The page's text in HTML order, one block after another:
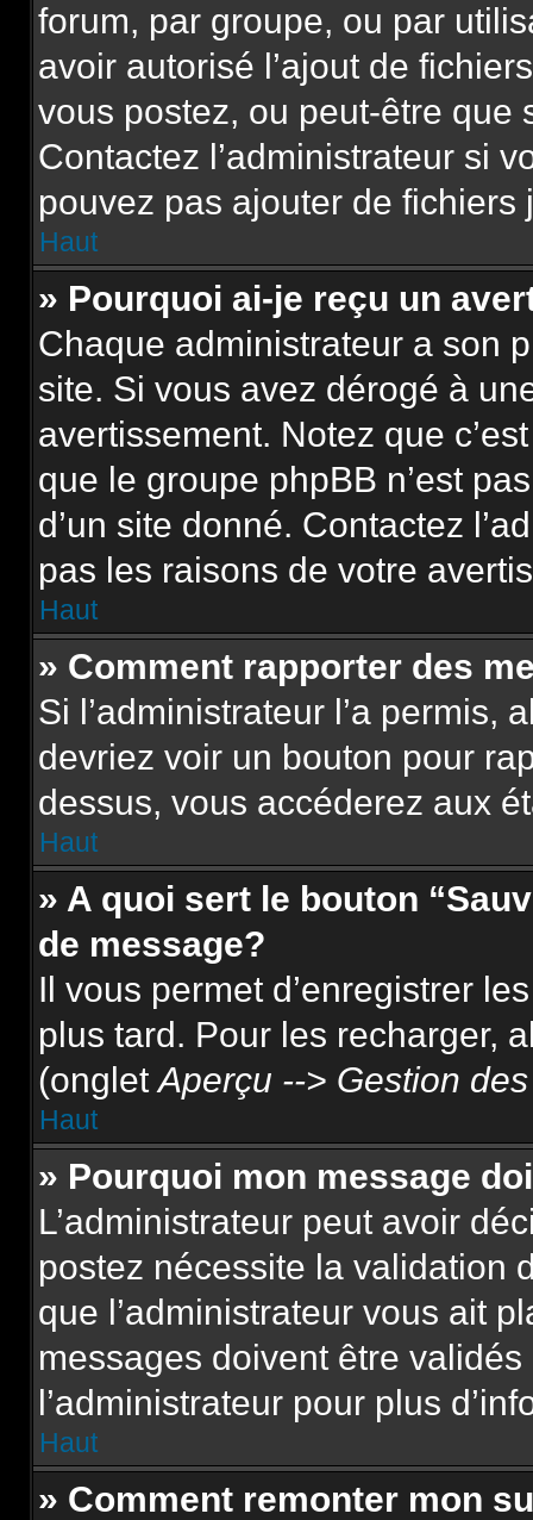
forum, par groupe, ou par
avoir autorisé l’ajout de
vous postez, ou peut-être que
Contactez l’administrateur si
pouvez pas ajouter de fichiers
Haut
» Pourquoi ai-je reçu un
Chaque administrateur a son
site. Si vous avez dérogé à
avertissement. Notez que
que le groupe phpBB n’est
d’un site donné. Contactez
pas les raisons de votre
Haut
» Comment rapporter des
Si l’administrateur l’a permis,
devriez voir un bouton pour
dessus, vous accéderez aux
Haut
» A quoi sert le bouton
de message?
Il vous permet d’enregistrer
plus tard. Pour les recharger,
(ongletAperçu --> Gestion
Haut
» Pourquoi mon message
L’administrateur peut avoir
postez nécessite la validation
que l’administrateur vous ait
messages doivent être
l’administrateur pour plus
Haut
» Comment remonter mon